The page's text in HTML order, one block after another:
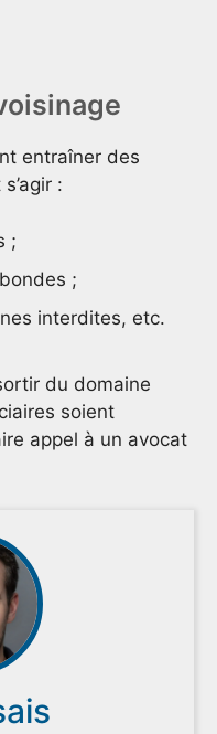
entraîner des
:
;
;
interdites, etc.
du domaine
soient
appel à un avocat